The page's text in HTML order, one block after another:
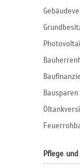
Bausparen
Pflege